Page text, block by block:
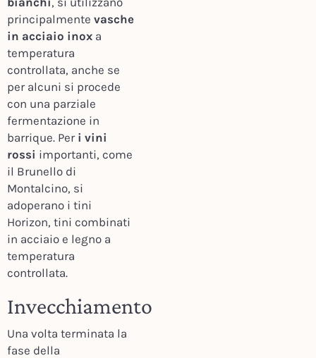
principalmente vasche
in acciaio inox a
temperatura
controllata, anche se
per alcuni si procede
con una parziale
fermentazione in
barrique. Per i vini
rossi importanti, come
il Brunello di
Montalcino, si
adoperano i tini
Horizon, tini combinati
in acciaio e legno a
temperatura
controllata.
Invecchiamento
Una volta terminata la
fase della